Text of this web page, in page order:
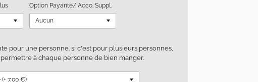
Option Payante/ Acco. Suppl.
pour une personne. si c'est pour plusieurs personnes,
à chaque personne de bien manger.